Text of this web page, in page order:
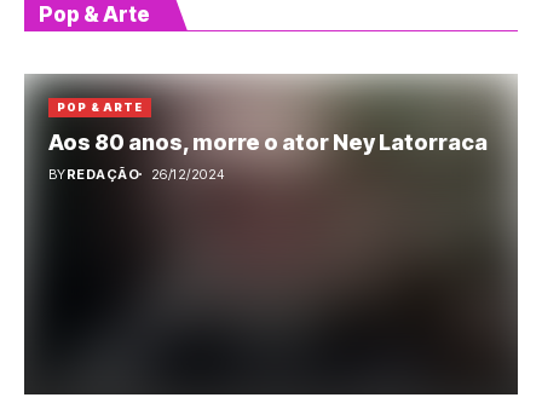
Pop & Arte
POP & ARTE
Aos 80 anos, morre o ator Ney Latorraca
BYREDAÇÃO 26/12/2024